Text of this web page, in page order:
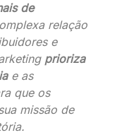
de
relação
e
prioriza
e as
que os
missão de